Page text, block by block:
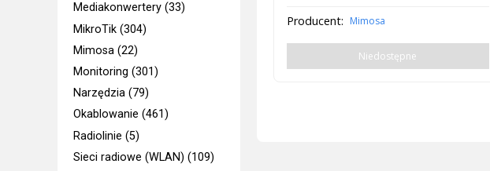
Mediakonwertery (33)
MikroTik (304)
Mimosa (22)
Monitoring (301)
Narzędzia (79)
Okablowanie (461)
Radiolinie (5)
Sieci radiowe (WLAN) (109)
Producent: Mimosa
Niedostępne